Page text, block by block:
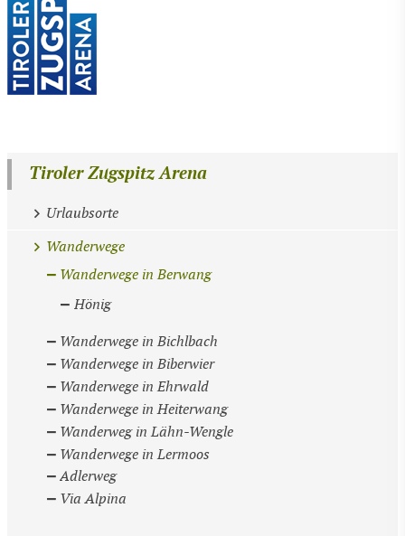
Tiroler Zugspitz Arena
Urlaubsorte
Wanderwege
Wanderwege in Berwang
Hönig
Wanderwege in Bichlbach
Wanderwege in Biberwier
Wanderwege in Ehrwald
Wanderwege in Heiterwang
Wanderweg in Lähn-Wengle
Wanderwege in Lermoos
Adlerweg
Via Alpina